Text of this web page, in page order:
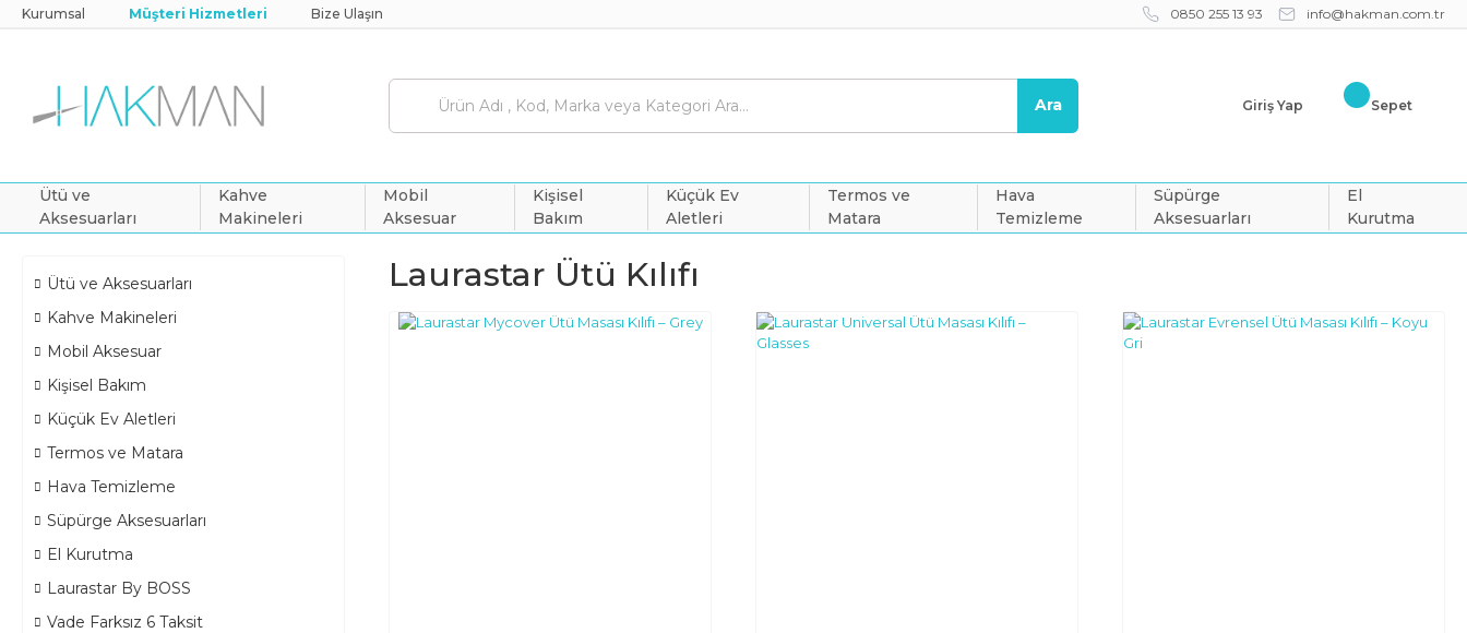
Kurumsal Müşteri Hizmetleri Bize Ulaşın 0850 255 13 93 info@hakman.com.tr
Ara Giriş Yap Sepet
Ütü ve
Aksesuarları
Kahve
Makineleri
Mobil
Aksesuar
Kişisel
Bakım
Küçük Ev
Aletleri
Termos ve
Matara
Hava
Temizleme
Süpürge
Aksesuarları
El
Kurutma
Ütü ve Aksesuarları
Kahve Makineleri
Mobil Aksesuar
Kişisel Bakım
Küçük Ev Aletleri
Termos ve Matara
Hava Temizleme
Süpürge Aksesuarları
El Kurutma
Laurastar By BOSS
Vade Farksız 6 Taksit
Laurastar Ütü Kılıfı